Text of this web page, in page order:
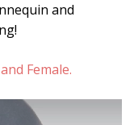
and
Female.